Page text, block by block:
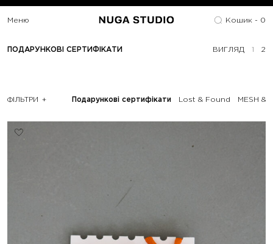
Меню Кошик - 0
ПОДАРУНКОВІ СЕРТИФІКАТИ ВИГЛЯД 2
ФІЛЬТРИ Lost & Found MESH &
Подарункові сертифікати